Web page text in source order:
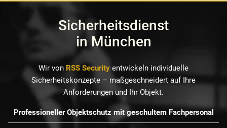
Sicherheitsdienst
in München
Wir von RSS Security entwickeln individuelle
Sicherheitskonzepte – maßgeschneidert auf Ihre
Anforderungen und Ihr Objekt.
Professioneller Objektschutz mit geschultem Fachpersonal